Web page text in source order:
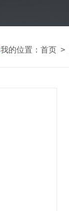
我的位置： 首页 >